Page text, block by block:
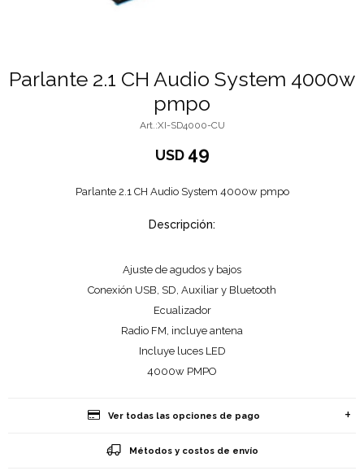
Parlante 2.1 CH Audio System 4000w
pmpo
XI-SD4000-CU
USD 49
Parlante 2.1 CH Audio System 4000w pmpo
Descripción:
Ajuste de agudos y bajos
Conexión USB, SD, Auxiliar y Bluetooth
Ecualizador
Radio FM, incluye antena
Incluye luces LED
4000w PMPO
Ver todas las opciones de pago
Métodos y costos de envío